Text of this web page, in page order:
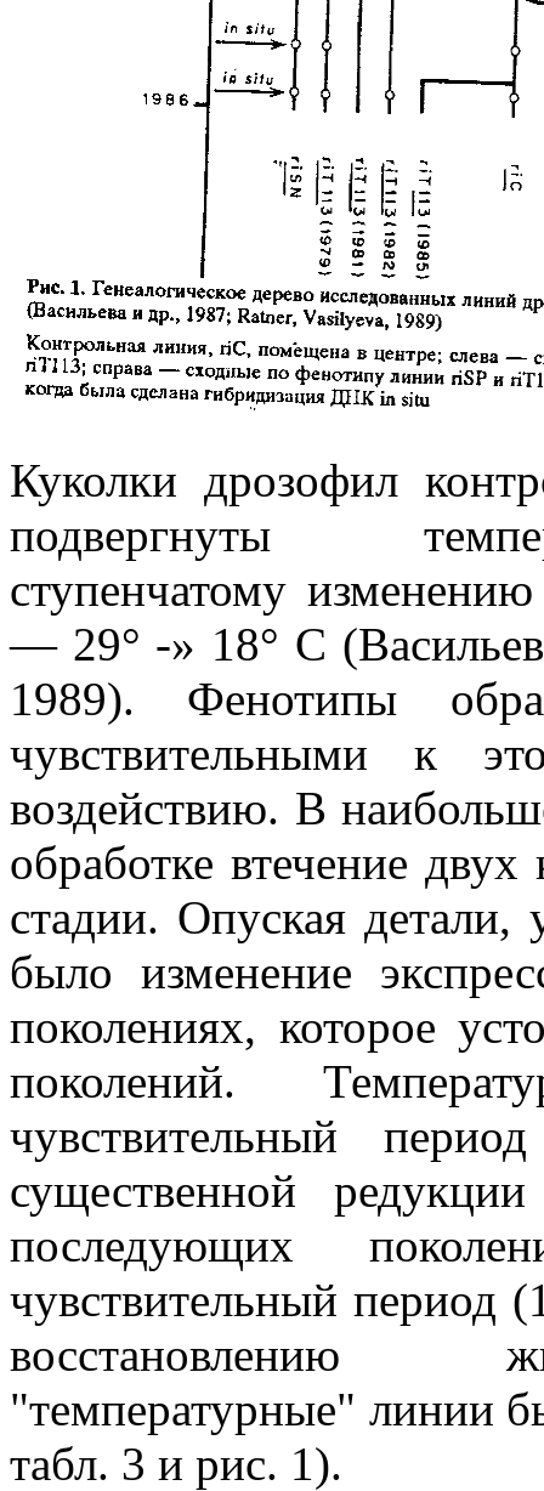
Куколки дрозофил
подвергнуты
ступенчатому
— 29° -» 18° С
1989). Фенотипы
чувствительными к
воздействию. В
обработке втечение
стадии. Опуская
было изменение
поколениях, которое
поколений.
чувствительный
существенной
последующих
чувствительный
восстановлению
"температурные" линии
табл. 3 и рис. 1).